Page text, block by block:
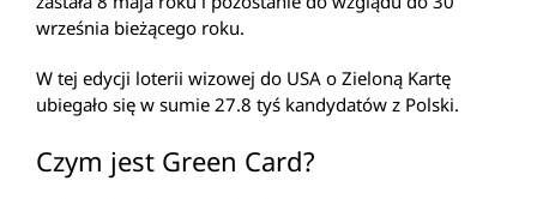
września bieżącego roku.
W tej edycji loterii wizowej do USA o Zieloną Kartę
ubiegało się w sumie 27.8 tyś kandydatów z Polski.
Czym jest Green Card?